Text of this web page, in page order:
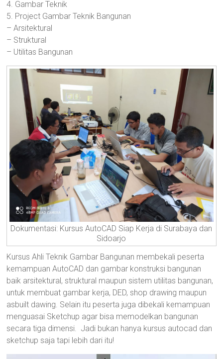
4. Gambar Teknik
5. Project Gambar Teknik Bangunan
– Arsitektural
– Struktural
– Utilitas Bangunan
Dokumentasi: Kursus AutoCAD Siap Kerja di Surabaya dan
Sidoarjo
Kursus Ahli Teknik Gambar Bangunan membekali peserta
kemampuan AutoCAD dan gambar konstruksi bangunan
baik arsitektural, struktural maupun sistem utilitas bangunan,
untuk membuat gambar kerja, DED, shop drawing maupun
asbuilt dawing. Selain itu peserta juga dibekali kemampuan
menguasai Sketchup agar bisa memodelkan bangunan
secara tiga dimensi. Jadi bukan hanya kursus autocad dan
sketchup saja tapi lebih dari itu!